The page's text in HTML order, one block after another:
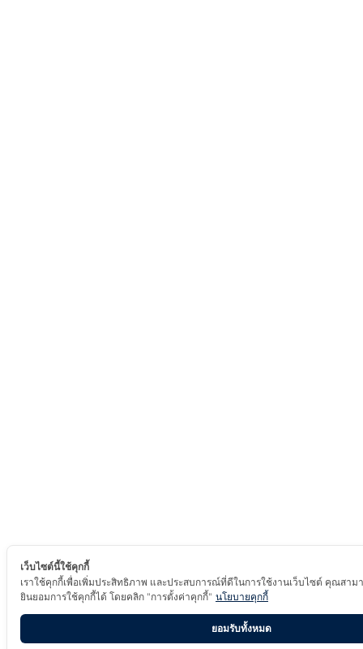
เว็บไซต์นี้ใช้คุกกี้
เราใช้คุกกี้เพื่อเพิ่มประสิทธิภาพ และประสบการณ์ที่ดีในการใช้งานเว็บไซต์ คุณสาม
ยินยอมการใช้คุกกี้ได้ โดยคลิก "การตั้งค่าคุกกี้" นโยบายคุกกี้
ยอมรับทั้งหมด